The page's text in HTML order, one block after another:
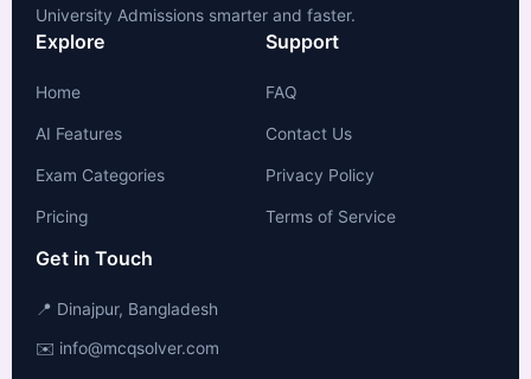
University Admissions smarter and faster.
Explore
Home
AI Features
Exam Categories
Pricing
Support
FAQ
Contact Us
Privacy Policy
Terms of Service
Get in Touch
📍 Dinajpur, Bangladesh
✉️ info@mcqsolver.com